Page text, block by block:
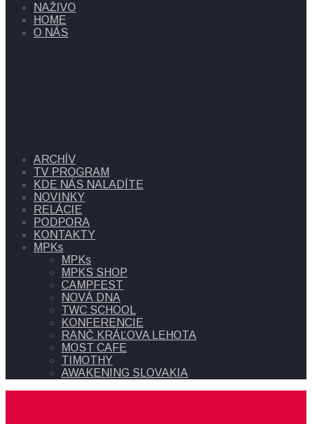
NAŽIVO
HOME
O NÁS
ARCHÍV
TV PROGRAM
KDE NÁS NALADÍTE
NOVINKY
RELÁCIE
PODPORA
KONTAKTY
MPKs
MPKs
MPKS SHOP
CAMPFEST
NOVÁ DNA
TWC SCHOOL
KONFERENCIE
RANČ KRÁĽOVA LEHOTA
MOST CAFE
TIMOTHY
AWAKENING SLOVAKIA